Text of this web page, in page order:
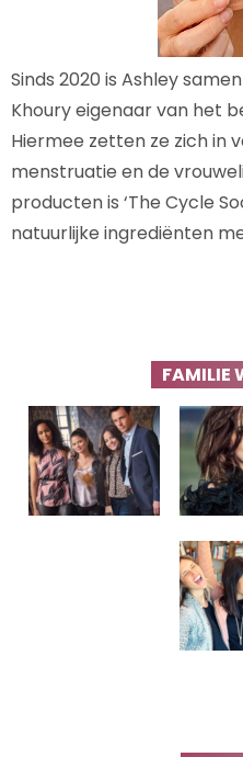
Sinds 2020 is Ashley
Khoury eigenaar van het
Hiermee zetten ze zich in
menstruatie en de
producten is ‘The Cycle
natuurlijke ingrediënten
FAMILIE